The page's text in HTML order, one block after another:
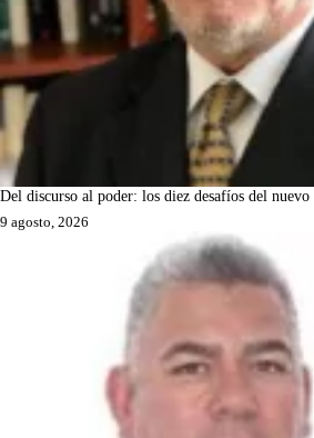
Del discurso al poder: los diez desafíos del
9 agosto, 2026